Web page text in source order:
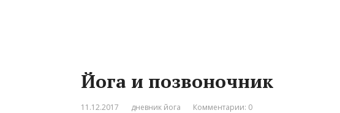
Йога и позвоночник
11.12.2017 дневник йога Комментарии: 0